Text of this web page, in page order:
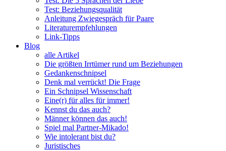
Test: Beziehungsqualität
Anleitung Zwiegespräch für Paare
Literaturempfehlungen
Link-Tipps
Blog
alle Artikel
Die größten Irrtümer rund um Beziehungen
Gedankenschnipsel
Denk mal verrückt! Die Frage
Ein Schnipsel Wissenschaft
Eine(r) für alles für immer!
Kennst du das auch?
Männer können das auch!
Spiel mal Partner-Mikado!
Wie intolerant bist du?
Juristisches